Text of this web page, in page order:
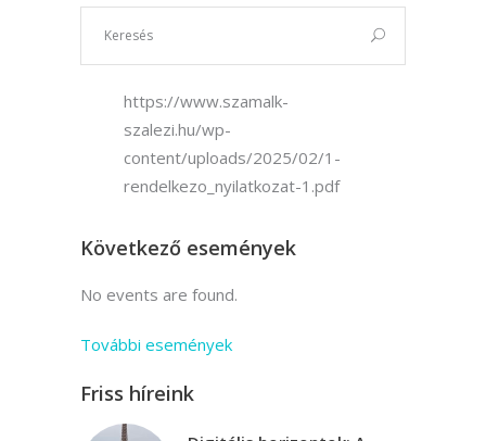
https://www.szamalk-
szalezi.hu/wp-
content/uploads/2025/02/1-
rendelkezo_nyilatkozat-1.pdf
Következő események
No events are found.
További események
Friss híreink